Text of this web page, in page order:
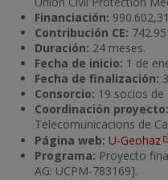
Financiación:
Contribución CE:
Duración: 24 meses.
Fecha de inicio: 1 de
Fecha de finalización:
Consorcio: 19 socios de
Coordinación proyecto:
Telecomunicacions de
Página web: U-Geohaz
Programa: Proyecto
AG: UCPM-783169].